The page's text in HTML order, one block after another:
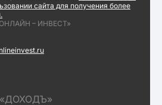
сайта для получения более
– ИНВЕСТ»